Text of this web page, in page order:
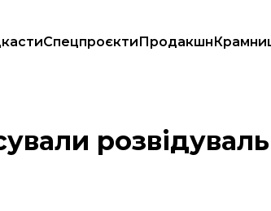
СпецпроєктиПродакшн